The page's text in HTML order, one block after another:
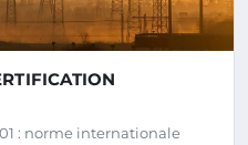
: norme internationale